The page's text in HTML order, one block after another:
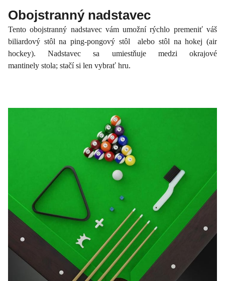
Obojstranný nadstavec
Tento obojstranný nadstavec vám umožní rýchlo premeniť váš
biliardový stôl na ping-pongový stôl alebo stôl na hokej (air
hockey). Nadstavec sa umiestňuje medzi okrajové
mantinely stola; stačí si len vybrať hru.